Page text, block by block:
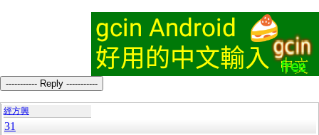
----------- Reply -----------
經方興
31